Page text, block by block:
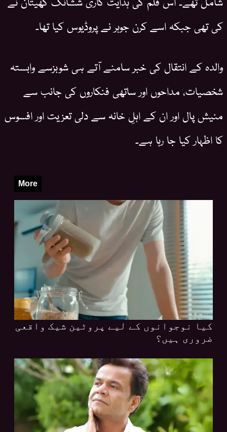
کی تھی جبکہ اسے کرن جوہر نے پروڈیوس کیا تھا۔
والدہ کے انتقال کی خبر سامنے آتے ہی شوبزسے وابستہ
شخصیات، مداحوں اور ساتھی فنکاروں کی جانب سے
منیش پال اور ان کے اہلِ خانہ سے دلی تعزیت اور افسوس
کا اظہار کیا جا رہا ہے۔
More
کیا نوجوانوں کے لیے پروٹین شیک واقعی
ضروری ہیں؟